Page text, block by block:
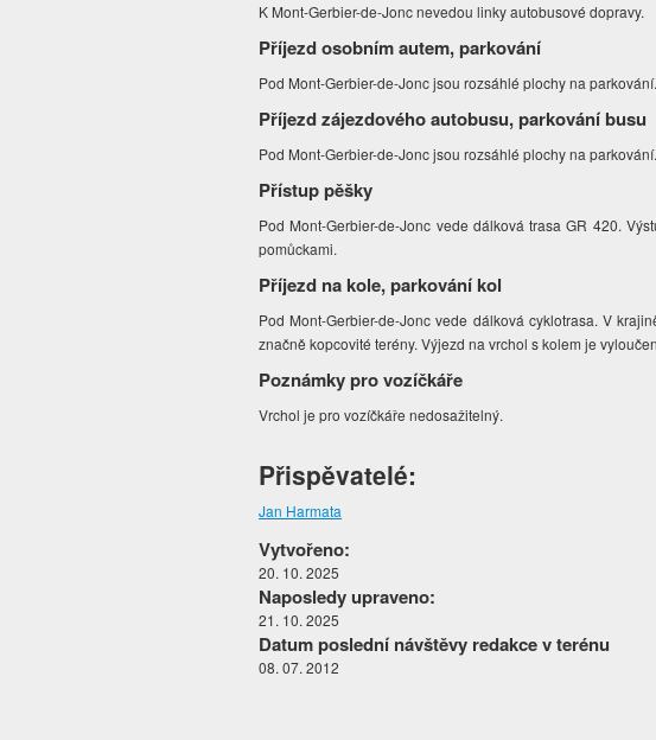
K Mont-Gerbier-de-Jonc nevedou linky autobusové dopravy.
Příjezd osobním autem, parkování
Pod Mont-Gerbier-de-Jonc jsou rozsáhlé plochy na parkování.
Příjezd zájezdového autobusu, parkování busu
Pod Mont-Gerbier-de-Jonc jsou rozsáhlé plochy na parkování.
Přístup pěšky
Pod Mont-Gerbier-de-Jonc vede dálková trasa GR 420.
pomůckami.
Příjezd na kole, parkování kol
Pod Mont-Gerbier-de-Jonc vede dálková cyklotrasa. V
značně kopcovité terény. Výjezd na vrchol s kolem je
Poznámky pro vozíčkáře
Vrchol je pro vozíčkáře nedosažitelný.
Přispěvatelé:
Jan Harmata
Vytvořeno:
20. 10. 2025
Naposledy upraveno:
21. 10. 2025
Datum poslední návštěvy redakce v terénu
08. 07. 2012